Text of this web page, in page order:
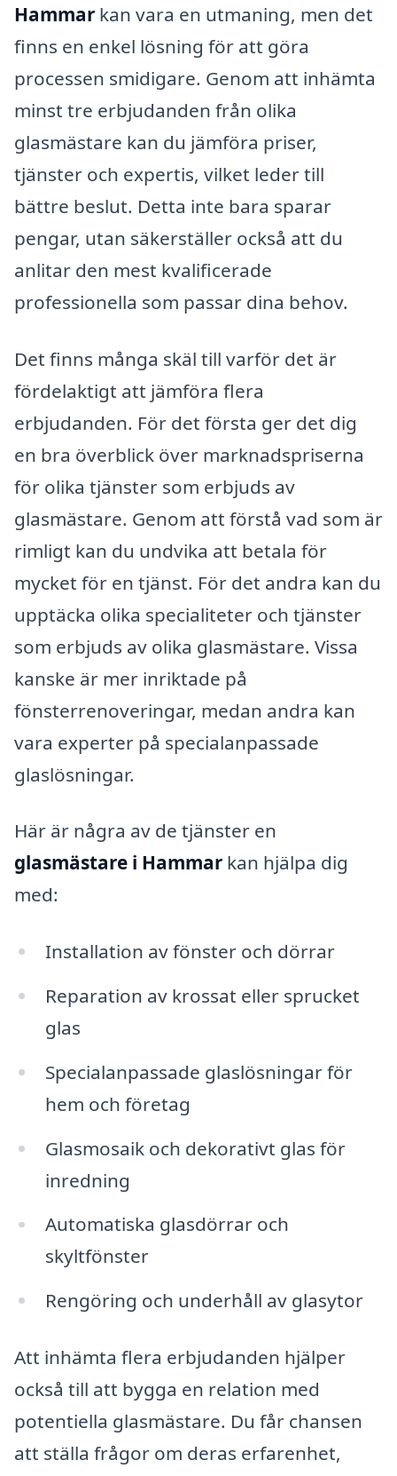
Hammar kan vara en utmaning, men det
finns en enkel lösning för att göra
processen smidigare. Genom att inhämta
minst tre erbjudanden från olika
glasmästare kan du jämföra priser,
tjänster och expertis, vilket leder till
bättre beslut. Detta inte bara sparar
pengar, utan säkerställer också att du
anlitar den mest kvalificerade
professionella som passar dina behov.
Det finns många skäl till varför det är
fördelaktigt att jämföra flera
erbjudanden. För det första ger det dig
en bra överblick över marknadspriserna
för olika tjänster som erbjuds av
glasmästare. Genom att förstå vad som är
rimligt kan du undvika att betala för
mycket för en tjänst. För det andra kan du
upptäcka olika specialiteter och tjänster
som erbjuds av olika glasmästare. Vissa
kanske är mer inriktade på
fönsterrenoveringar, medan andra kan
vara experter på specialanpassade
glaslösningar.
Här är några av de tjänster en
glasmästare i Hammar kan hjälpa dig
med:
Installation av fönster och dörrar
Reparation av krossat eller sprucket
glas
Specialanpassade glaslösningar för
hem och företag
Glasmosaik och dekorativt glas för
inredning
Automatiska glasdörrar och
skyltfönster
Rengöring och underhåll av glasytor
Att inhämta flera erbjudanden hjälper
också till att bygga en relation med
potentiella glasmästare. Du får chansen
att ställa frågor om deras erfarenhet,